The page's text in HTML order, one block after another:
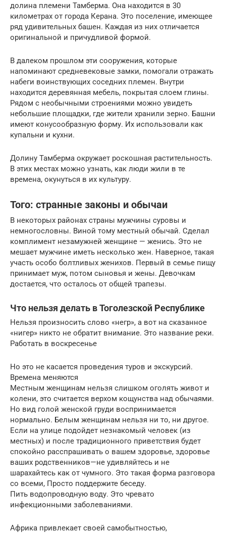
долина племени Тамберма. Она находится в 30
километрах от города Керана. Это поселение, имеющее
ряд удивительных башен. Каждая из них отличается
оригинальной и причудливой формой.
В далеком прошлом эти сооружения, которые
напоминают средневековые замки, помогали отражать
набеги воинствующих соседних племен. Внутри
находится деревянная мебель, покрытая слоем глины.
Рядом с необычными строениями можно увидеть
небольшие площадки, где жители хранили зерно. Башни
имеют конусообразную форму. Их использовали как
купальни и кухни.
Долину Тамберма окружает роскошная растительность.
В этих местах можно узнать, как люди жили в те
времена, окунуться в их культуру.
Того: странные законы и обычаи
В некоторых районах страны мужчины суровы и
немногословны. Виной тому местный обычай. Сделал
комплимент незамужней женщине — женись. Это не
мешает мужчине иметь несколько жен. Наверное, такая
участь особо болтливых женихов. Первый в семье пищу
принимает муж, потом сыновья и жены. Девочкам
достается, что осталось от общей трапезы.
Что нельзя делать в Тоголезской Республике
Нельзя произносить слово «негр», а вот на сказанное
«нигер» никто не обратит внимание. Это название реки.
Работать в воскресенье
Но это не касается проведения туров и экскурсий.
Времена меняются
Местным женщинам нельзя слишком оголять живот и
колени, это считается верхом кощунства над обычаями.
Но вид голой женской груди воспринимается
нормально. Белым женщинам нельзя ни то, ни другое.
Если на улице подойдет незнакомый человек (из
местных) и после традиционного приветствия будет
спокойно расспрашивать о вашем здоровье, здоровье
ваших родственников—не удивляйтесь и не
шарахайтесь как от чумного. Это такая форма разговора
со всеми, Просто поддержите беседу.
Пить водопроводную воду. Это чревато
инфекционными заболеваниями.
Африка привлекает своей самобытностью,